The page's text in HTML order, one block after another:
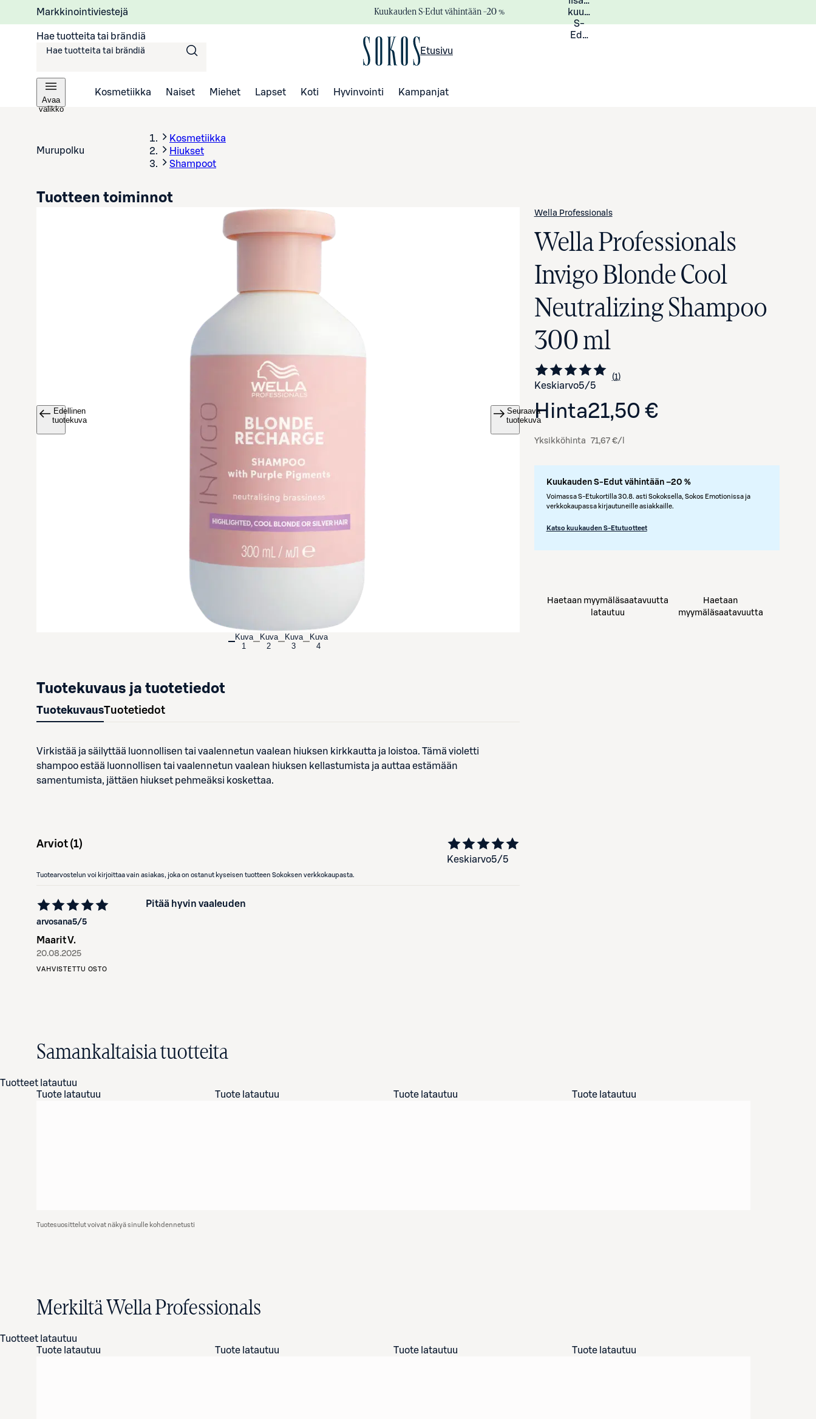
Markkinointiviestejä Kuukauden S-Edut vähintään –20 %
kuukauden
S-
Eduista
Hae tuotteita tai brändiä
Etusivu
Avaa
valikko
Kosmetiikka Naiset Miehet Lapset Koti Hyvinvointi Kampanjat
Murupolku
Kosmetiikka
Hiukset
Shampoot
Avaa tuotekuva suurennettuna
Edellinen
tuotekuva
Seuraava
tuotekuva
Kuva
1
Kuva
2
Kuva
3
Kuva
4
Wella Professionals
Wella Professionals
Invigo Blonde Cool
Neutralizing Shampoo
300 ml
Keskiarvo5/5 Siirry arvioihin
1
kappale
Hinta21,50 €
Yksikköhinta 71,67 €/l
Kuukauden S-Edut vähintään –20 %
Voimassa S-Etukortilla 30.8. asti Sokoksella, Sokos Emotionissa ja
verkkokaupassa kirjautuneille asiakkaille.
Katso kuukauden S-Etutuotteet
Tuotteen toiminnot
Haetaan myymäläsaatavuutta
latautuu
Haetaan
myymäläsaatavuutta
Tuotekuvaus ja tuotetiedot
TuotekuvausTuotetiedot
Virkistää ja säilyttää luonnollisen tai vaalennetun vaalean hiuksen kirkkautta ja loistoa. Tämä violetti
shampoo estää luonnollisen tai vaalennetun vaalean hiuksen kellastumista ja auttaa estämään
samentumista, jättäen hiukset pehmeäksi koskettaa.
Arviot (1)
Keskiarvo5/5
Tuotearvostelun voi kirjoittaa vain asiakas, joka on ostanut kyseisen tuotteen Sokoksen verkkokaupasta.
arvosana5/5
Maarit V.
20.08.2025
VAHVISTETTU OSTO
Pitää hyvin vaaleuden
Samankaltaisia tuotteita
Tuotteet latautuu
Tuote latautuu
Tuote latautuu Tuote latautuu Tuote latautuu
Tuotesuosittelut voivat näkyä sinulle kohdennetusti
Merkiltä Wella Professionals
Tuotteet latautuu
Tuote latautuu
Tuote latautuu Tuote latautuu Tuote latautuu